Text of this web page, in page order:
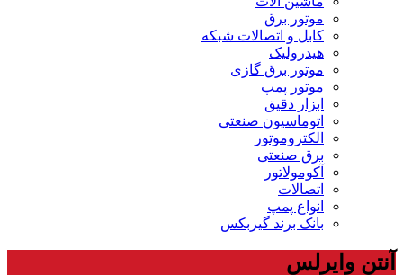
موتور برق
کابل و اتصالات شبکه
هیدرولیک
موتور برق گازی
موتور پمپ
ابزار دقیق
اتوماسیون صنعتی
الکتروموتور
برق صنعتی
آکومولاتور
اتصالات
انواع پمپ
بانک برند گیربکس
آنتن وایرلس